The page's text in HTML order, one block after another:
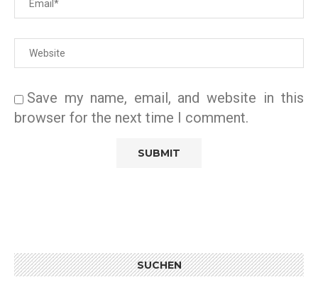
Save my name, email, and website in this
browser for the next time I comment.
SUCHEN